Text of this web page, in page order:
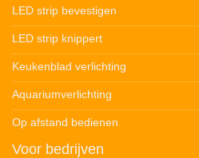
LED strip bevestigen
LED strip knippert
Keukenblad verlichting
Aquariumverlichting
Op afstand bedienen
Voor bedrijven